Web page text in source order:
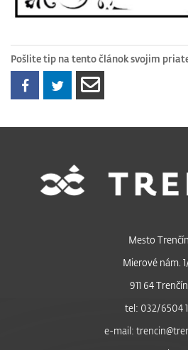
Pošlite tip na tento článok svojim
Mesto Trenčín
Mierové nám.
911 64 Trenčín
tel: 032/6504
e-mail: